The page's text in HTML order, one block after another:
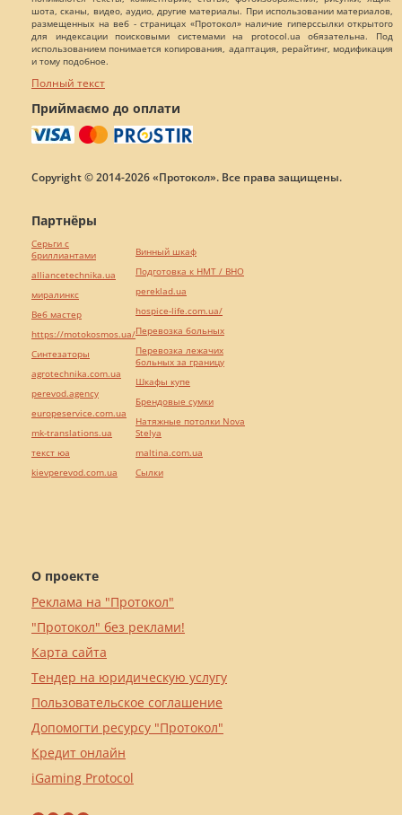
шота, сканы, видео, аудио, другие материалы. При использовании материалов,
размещенных на веб - страницах «Протокол» наличие гиперссылки открытого
для индексации поисковыми системами на protocol.ua обязательна. Под
использованием понимается копирования, адаптация, рерайтинг, модификация
и тому подобное.
Полный текст
Приймаємо до оплати
Copyright © 2014-2026 «Протокол». Все права защищены.
О проекте
Реклама на "Протокол"
"Протокол" без реклами!
Карта сайта
Тендер на юридическую услугу
Пользовательское соглашение
Допомогти ресурсу "Протокол"
Кредит онлайн
iGaming Protocol
Партнёры
Серьги с
бриллиантами
alliancetechnika.ua
миралинкс
Веб мастер
https://motokosmos.ua/
Синтезаторы
agrotechnika.com.ua
perevod.agency
europeservice.com.ua
mk-translations.ua
текст юа
kievperevod.com.ua
Винный шкаф
Подготовка к НМТ / ВНО
pereklad.ua
hospice-life.com.ua/
Перевозка больных
Перевозка лежачих
больных за границу
Шкафы купе
Брендовые сумки
Натяжные потолки Nova
Stelya
maltina.com.ua
Cылки